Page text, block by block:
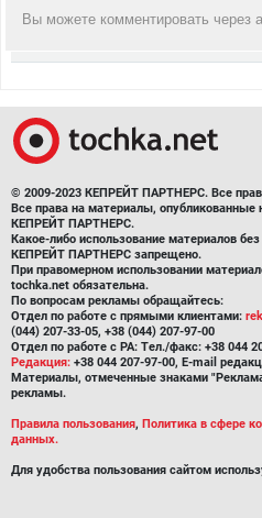
Вы можете комментировать через
© 2009-2023 КЕПРЕЙТ ПАРТНЕРС. Все
Все права на материалы, опубликованные
КЕПРЕЙТ ПАРТНЕРС.
Какое-либо использование материалов
КЕПРЕЙТ ПАРТНЕРС запрещено.
При правомерном использовании
tochka.net обязательна.
По вопросам рекламы обращайтесь:
Отдел по работе с прямыми клиентами:
(044) 207-33-05, +38 (044) 207-97-00
Отдел по работе с РА: Тел./факс: +38 044
Редакция: +38 044 207-97-00, E-mail
Материалы, отмеченные знаками
рекламы.
Правила пользования, Политика в сфере
данных.
Для удобства пользования сайтом